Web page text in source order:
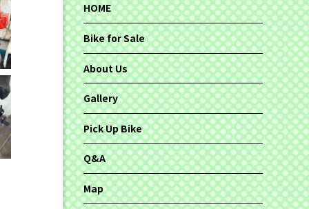
HOME
Bike for Sale
About Us
Gallery
Pick Up Bike
Q&A
Map